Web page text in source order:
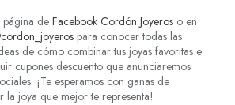
página deFacebook Cordón Joyeros o en
para conocer todas las
de cómo combinar tus joyas favoritas e
cupones descuento que anunciaremos
¡Te esperamos con ganas de
la joya que mejor te representa!